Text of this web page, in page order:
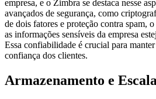
empresa, e o Zimbra se destaca nesse
avançados de segurança, como
de dois fatores e proteção contra spam,
as informações sensíveis da empresa
Essa confiabilidade é crucial para
confiança dos clientes.
Armazenamento e